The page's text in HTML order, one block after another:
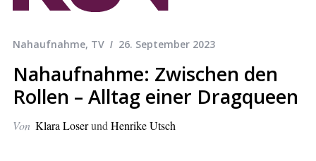
Nahaufnahme, TV 26. September 2023
Nahaufnahme: Zwischen den
Rollen – Alltag einer Dragqueen
Von Klara Loserund Henrike Utsch